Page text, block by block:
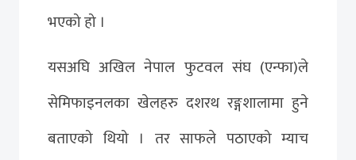
भएको हो ।
यसअघि अखिल नेपाल फुटवल संघ (एन्फा)ले
सेमिफाइनलका खेलहरु दशरथ रङ्गशालामा हुने
बताएको थियो । तर साफले पठाएको म्याच